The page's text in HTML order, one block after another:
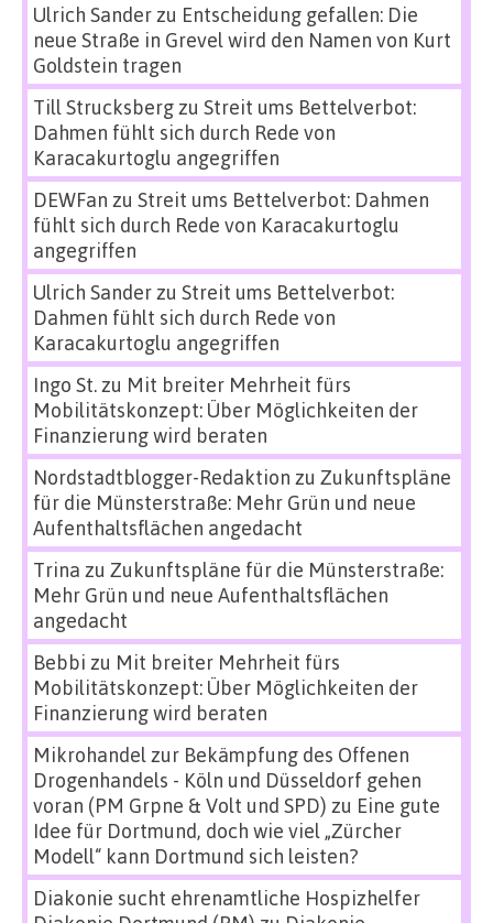
Ulrich Sanderzu Entscheidung gefallen: Die
neue Straße in Grevel wird den Namen von Kurt
Goldstein tragen
Till Strucksbergzu Streit ums Bettelverbot:
Dahmen fühlt sich durch Rede von
Karacakurtoglu angegriffen
DEWFan zu Streit ums Bettelverbot: Dahmen
fühlt sich durch Rede von Karacakurtoglu
angegriffen
Ulrich Sanderzu Streit ums Bettelverbot:
Dahmen fühlt sich durch Rede von
Karacakurtoglu angegriffen
Ingo St.zu Mit breiter Mehrheit fürs
Mobilitätskonzept: Über Möglichkeiten der
Finanzierung wird beraten
Nordstadtblogger-Redaktion zu Zukunftspläne
für die Münsterstraße: Mehr Grün und neue
Aufenthaltsflächen angedacht
Trina zu Zukunftspläne für die Münsterstraße:
Mehr Grün und neue Aufenthaltsflächen
angedacht
Bebbi zu Mit breiter Mehrheit fürs
Mobilitätskonzept: Über Möglichkeiten der
Finanzierung wird beraten
Mikrohandel zur Bekämpfung des Offenen
Drogenhandels - Köln und Düsseldorf gehen
voran (PM Grpne & Volt und SPD) zu Eine gute
Idee für Dortmund, doch wie viel „Zürcher
Modell“ kann Dortmund sich leisten?
Diakonie sucht ehrenamtliche Hospizhelfer